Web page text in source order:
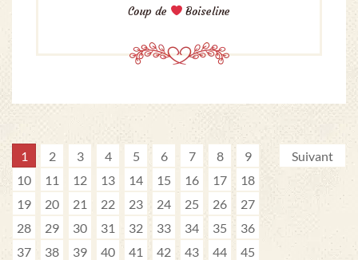
Coup de Boiseline
1 2 3 4 5 6 7 8
9
10
11 12 13 14 15 16 17
18
19
20 21 22 23 24 25 26
27
28
29 30 31 32 33 34 35
36
37
38 39 40 41 42 43 44
45
Suivant